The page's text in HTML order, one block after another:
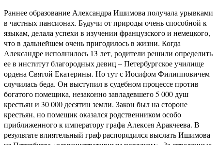
Раннее образование Александра Ишимова получала урывками
в частных пансионах. Будучи от природы очень способной к
языкам, делала успехи в изучении французского и немецкого,
что в дальнейшем очень пригодилось в жизни. Когда
Александре исполнилось 13 лет, родители решили определить
ее в институт благородных девиц – Петербургское училище
ордена Святой Екатерины. Но тут с Иосифом Филипповичем
случилась беда. Он выступил в судебном процессе против
богатого помещика, незаконно завладевшего 5 000 душ
крестьян и 30 000 десятин земли. Закон был на стороне
крестьян, но помещик оказался родственником особо
приближенного к императору графа Алексея Аракчеева. В
результате влиятельный граф распорядился выслать Ишимова